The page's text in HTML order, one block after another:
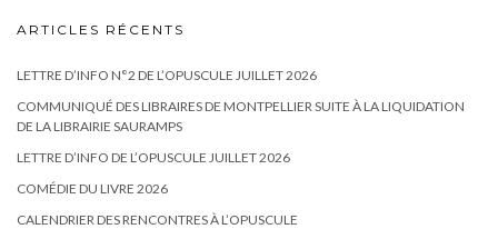
ARTICLES RÉCENTS
LETTRE D’INFO N°2 DE L’OPUSCULE JUILLET 2026
COMMUNIQUÉ DES LIBRAIRES DE MONTPELLIER SUITE À LA LIQUIDATION
DE LA LIBRAIRIE SAURAMPS
LETTRE D’INFO DE L’OPUSCULE JUILLET 2026
COMÉDIE DU LIVRE 2026
CALENDRIER DES RENCONTRES À L’OPUSCULE